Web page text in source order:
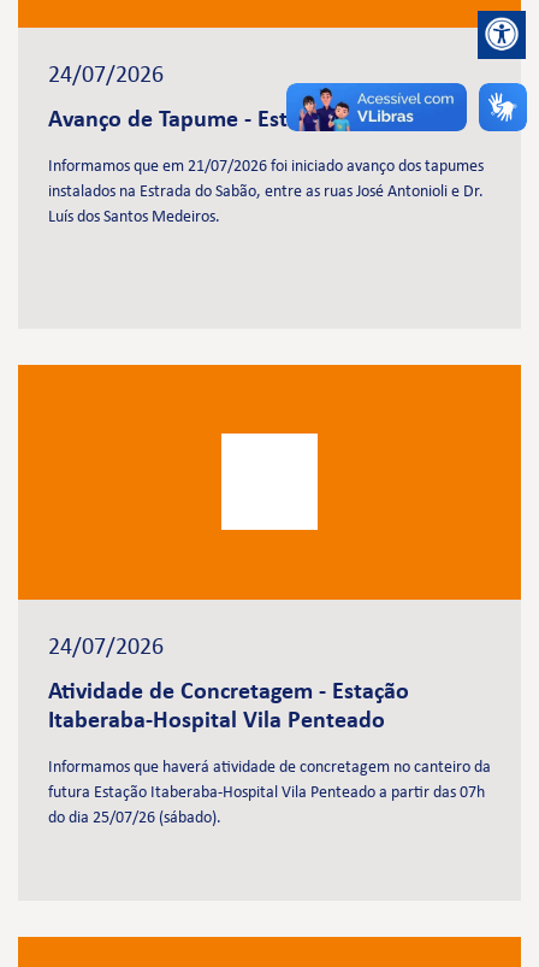
24/07/2026
Avanço de Tapume - Estação Brasilândia
Informamos que em 21/07/2026 foi iniciado avanço dos tapumes
instalados na Estrada do Sabão, entre as ruas José Antonioli e Dr.
Luís dos Santos Medeiros.
24/07/2026
Atividade de Concretagem - Estação
Itaberaba-Hospital Vila Penteado
Informamos que haverá atividade de concretagem no canteiro da
futura Estação Itaberaba-Hospital Vila Penteado a partir das 07h
do dia 25/07/26 (sábado).